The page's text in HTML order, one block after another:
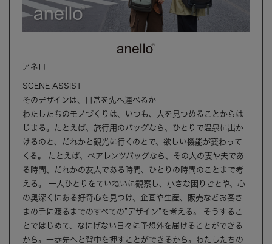
アネロ
SCENE ASSIST
そのデザインは、日常を先へ運べるか
わたしたちのモノづくりは、いつも、人を見つめることからは
じまる。たとえば、旅行用のバッグなら、ひとりで温泉に出か
けるのと、だれかと観光に行くのとで、欲しい機能が変わって
くる。 たとえば、ペアレンツバッグなら、その人の妻や夫であ
る時間、だれかの友人である時間、ひとりの時間のことまで考
える。 一人ひとりをていねいに観察し、小さな困りごとや、心
の奥深くにある好奇心を見つけ、企画や生産、販売などお客さ
まの手に渡るまでのすべての”デザイン”を考える。 そうするこ
とではじめて、なにげない日々に予想外を届けることができる
から。一歩先へと背中を押すことができるから。わたしたちの